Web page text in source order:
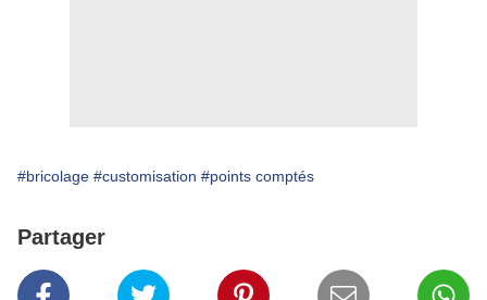
#bricolage #customisation #points comptés
Partager